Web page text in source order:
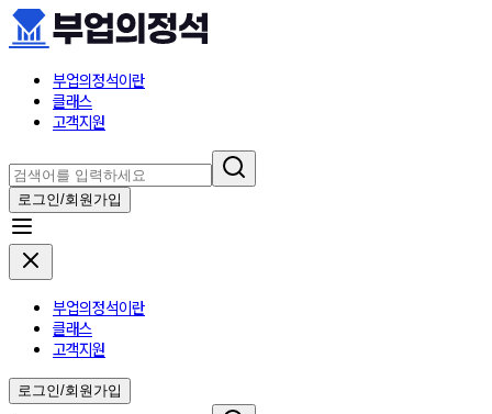
부업의정석이란
클래스
고객지원
로그인/회원가입
부업의정석이란
클래스
고객지원
로그인/회원가입